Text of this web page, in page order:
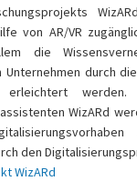
von AR/VR
die
Unternehmen durch
WizARd
den
WizARd